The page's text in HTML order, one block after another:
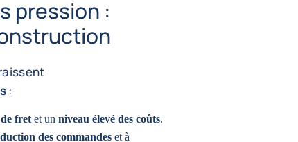
pression :
:
de fret et unniveau élevé des coûts.
des commandes et à